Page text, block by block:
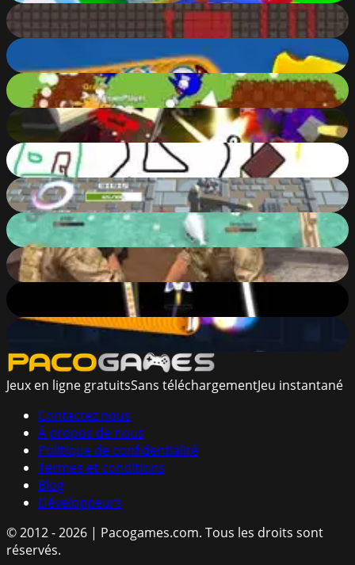
Splix.io
72
%
Worms Zone
87
Sonic.io Club
83
Pixel Gun Warfare 2: Zombie Attack
81
%
DrawThis.io
65%
Knight Arena.io
77%
GooseGame.io
78
%
Assault Strike 2
86%
Astro Race
72
Happy Snakes
77
Jeux en ligne gratuitsSans téléchargementJeu instantané
Contactez nous
À propos de nous
Politique de confidentialité
Termes et conditions
Blog
Développeurs
© 2012 - 2026 | Pacogames.com. Tous les droits sont
réservés.